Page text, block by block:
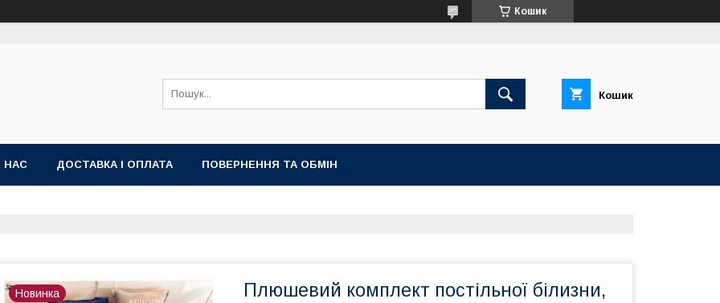
Кошик
Кошик
НАС ДОСТАВКА І ОПЛАТА ПОВЕРНЕННЯ ТА ОБМІН
Новинка
Плюшевий комплект постільної білизни,